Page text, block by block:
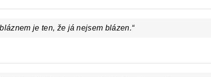
je ten, že já nejsem blázen.“